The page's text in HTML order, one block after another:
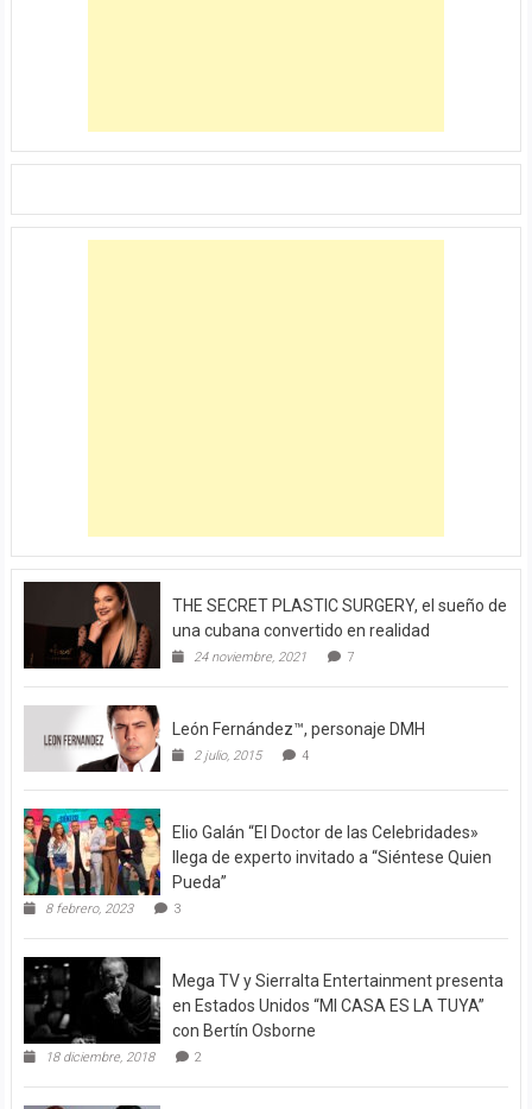
THE SECRET PLASTIC SURGERY, el sueño de
una cubana convertido en realidad
24 noviembre, 2021 7
León Fernández™, personaje DMH
2 julio, 2015 4
Elio Galán “El Doctor de las Celebridades»
llega de experto invitado a “Siéntese Quien
Pueda”
8 febrero, 2023 3
Mega TV y Sierralta Entertainment presenta
en Estados Unidos “MI CASA ES LA TUYA”
con Bertín Osborne
18 diciembre, 2018 2